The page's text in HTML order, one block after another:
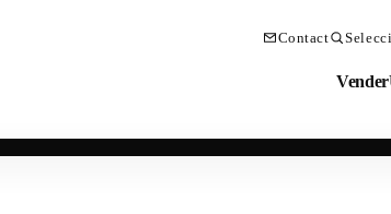
Contact
Vender